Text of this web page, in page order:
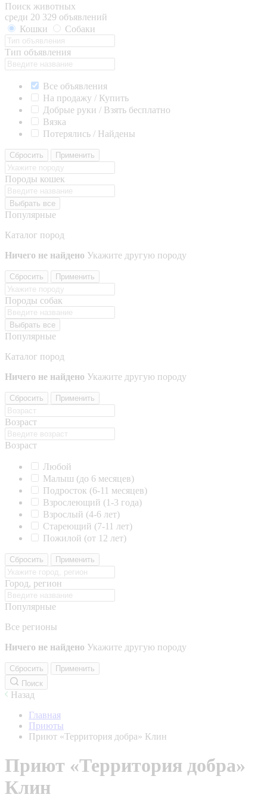
Поиск животных
среди 20 329 объявлений
Кошки
Собаки
Тип объявления
Все объявления
На продажу / Купить
Добрые руки / Взять бесплатно
Вязка
Потерялись / Найдены
Сбросить Применить
Породы кошек
Выбрать все
Популярные
Каталог пород
Ничего не найдено Укажите другую породу
Сбросить Применить
Породы собак
Выбрать все
Популярные
Каталог пород
Ничего не найдено Укажите другую породу
Сбросить Применить
Возраст
Возраст
Любой
Малыш (до 6 месяцев)
Подросток (6-11 месяцев)
Взрослеющий (1-3 года)
Взрослый (4-6 лет)
Стареющий (7-11 лет)
Пожилой (от 12 лет)
Сбросить Применить
Город, регион
Популярные
Все регионы
Ничего не найдено Укажите другую породу
Сбросить
Применить
Поиск
Назад
Главная
Приюты
Приют «Территория добра» Клин
Приют «Территория добра»
Клин